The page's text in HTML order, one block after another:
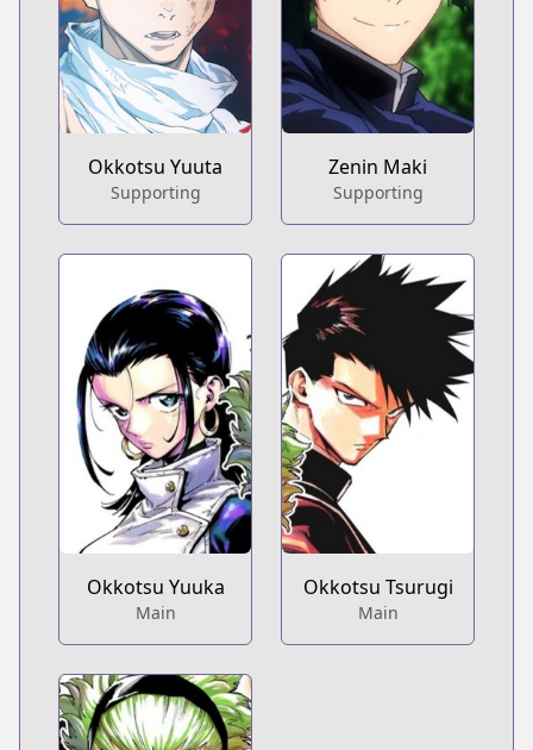
Okkotsu Yuuta
Supporting
Zenin Maki
Supporting
Okkotsu Yuuka
Main
Okkotsu Tsurugi
Main